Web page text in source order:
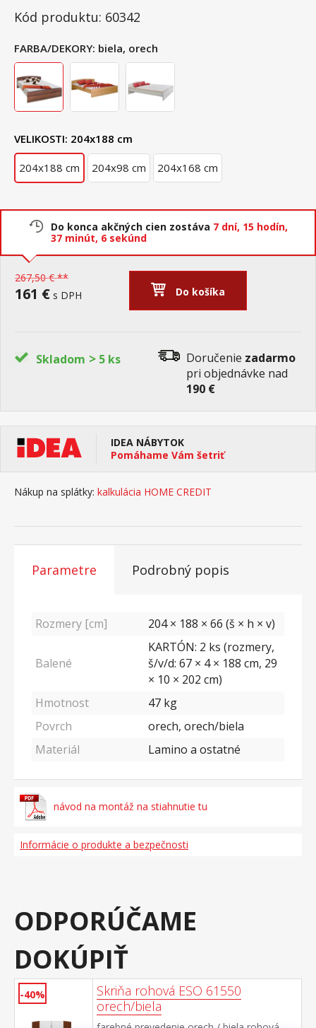
Kód produktu: 60342
FARBA/DEKORY: biela, orech
VELIKOSTI: 204x188 cm
204x188 cm 204x98 cm 204x168 cm
Do konca akčných cien zostáva 7 dní, 15 hodín,
37 minút, 5 sekúnd
267,50 € **
161 € s DPH Do košíka
Skladom > 5 ks Doručenie zadarmo
pri objednávke nad
190 €
IDEA NÁBYTOK
Pomáhame Vám šetriť
Nákup na splátky: kalkulácia HOME CREDIT
Parametre Podrobný popis
Rozmery [cm] 204 × 188 × 66 (š × h × v)
Balené
KARTÓN: 2 ks (rozmery,
š/v/d: 67 × 4 × 188 cm, 29
× 10 × 202 cm)
Hmotnost
47 kg
Povrch
orech, orech/biela
Materiál
Lamino a ostatné
návod na montáž na stiahnutie tu
Informácie o produkte a bezpečnosti
ODPORÚČAME
DOKÚPIŤ
-40%
Skriňa rohová ESO 61550
orech/biela